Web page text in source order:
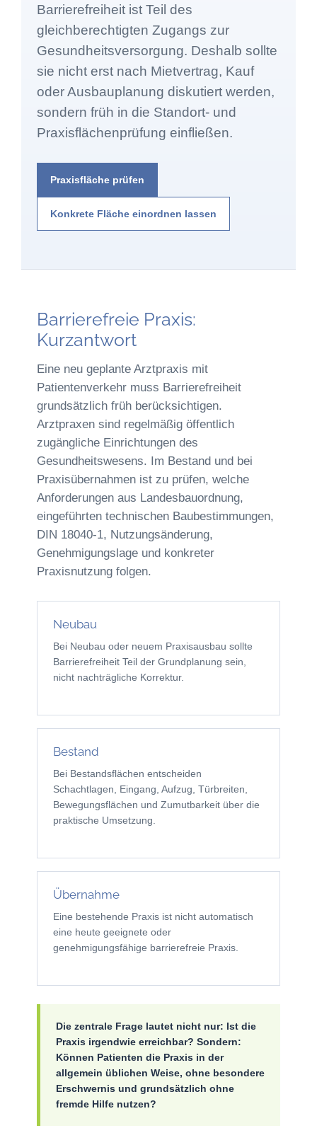
Barrierefreiheit ist Teil des
gleichberechtigten Zugangs zur
Gesundheitsversorgung. Deshalb sollte
sie nicht erst nach Mietvertrag, Kauf
oder Ausbauplanung diskutiert werden,
sondern früh in die Standort- und
Praxisflächenprüfung einfließen.
Praxisfläche prüfen
Konkrete Fläche einordnen lassen
Barrierefreie Praxis:
Kurzantwort
Eine neu geplante Arztpraxis mit
Patientenverkehr muss Barrierefreiheit
grundsätzlich früh berücksichtigen.
Arztpraxen sind regelmäßig öffentlich
zugängliche Einrichtungen des
Gesundheitswesens. Im Bestand und bei
Praxisübernahmen ist zu prüfen, welche
Anforderungen aus Landesbauordnung,
eingeführten technischen Baubestimmungen,
DIN 18040-1, Nutzungsänderung,
Genehmigungslage und konkreter
Praxisnutzung folgen.
Neubau
Bei Neubau oder neuem Praxisausbau sollte
Barrierefreiheit Teil der Grundplanung sein,
nicht nachträgliche Korrektur.
Bestand
Bei Bestandsflächen entscheiden
Schachtlagen, Eingang, Aufzug, Türbreiten,
Bewegungsflächen und Zumutbarkeit über die
praktische Umsetzung.
Übernahme
Eine bestehende Praxis ist nicht automatisch
eine heute geeignete oder
genehmigungsfähige barrierefreie Praxis.
Die zentrale Frage lautet nicht nur: Ist die
Praxis irgendwie erreichbar? Sondern:
Können Patienten die Praxis in der
allgemein üblichen Weise, ohne besondere
Erschwernis und grundsätzlich ohne
fremde Hilfe nutzen?